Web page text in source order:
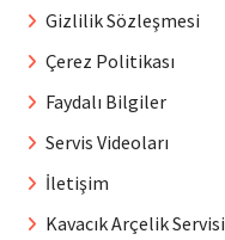
Gizlilik Sözleşmesi
Çerez Politikası
Faydalı Bilgiler
Servis Videoları
İletişim
Kavacık Arçelik Servisi